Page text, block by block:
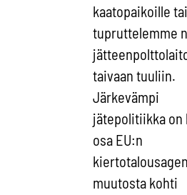
kaatopaikoille tai
tupruttelemme
taivaan tuuliin.
Järkevämpi
jätepolitiikka on
osa EU:n
muutosta kohti